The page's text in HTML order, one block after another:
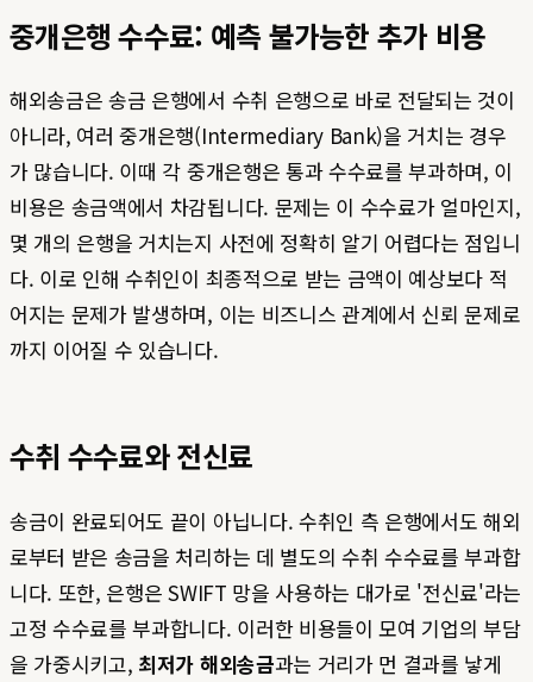
중개은행 수수료: 예측 불가능한 추가 비용
해외송금은 송금 은행에서 수취 은행으로 바로 전달되는 것이
아니라, 여러 중개은행(Intermediary Bank)을 거치는 경우
가 많습니다. 이때 각 중개은행은 통과 수수료를 부과하며, 이
비용은 송금액에서 차감됩니다. 문제는 이 수수료가 얼마인지,
몇 개의 은행을 거치는지 사전에 정확히 알기 어렵다는 점입니
다. 이로 인해 수취인이 최종적으로 받는 금액이 예상보다 적
어지는 문제가 발생하며, 이는 비즈니스 관계에서 신뢰 문제로
까지 이어질 수 있습니다.
수취 수수료와 전신료
송금이 완료되어도 끝이 아닙니다. 수취인 측 은행에서도 해외
로부터 받은 송금을 처리하는 데 별도의 수취 수수료를 부과합
니다. 또한, 은행은 SWIFT 망을 사용하는 대가로 '전신료'라는
고정 수수료를 부과합니다. 이러한 비용들이 모여 기업의 부담
을 가중시키고, 최저가 해외송금과는 거리가 먼 결과를 낳게